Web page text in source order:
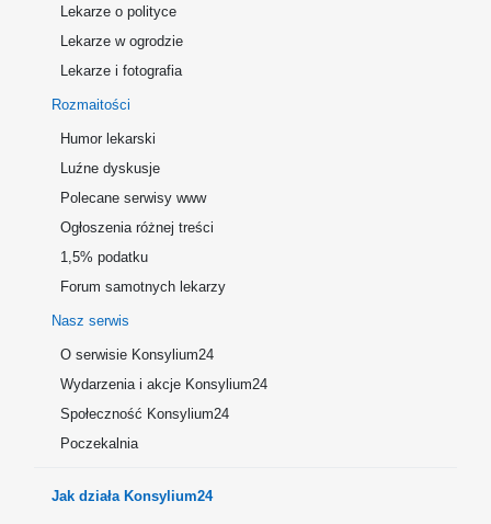
Lekarze o polityce
Lekarze w ogrodzie
Lekarze i fotografia
Rozmaitości
Humor lekarski
Luźne dyskusje
Polecane serwisy www
Ogłoszenia różnej treści
1,5% podatku
Forum samotnych lekarzy
Nasz serwis
O serwisie Konsylium24
Wydarzenia i akcje Konsylium24
Społeczność Konsylium24
Poczekalnia
Jak działa Konsylium24